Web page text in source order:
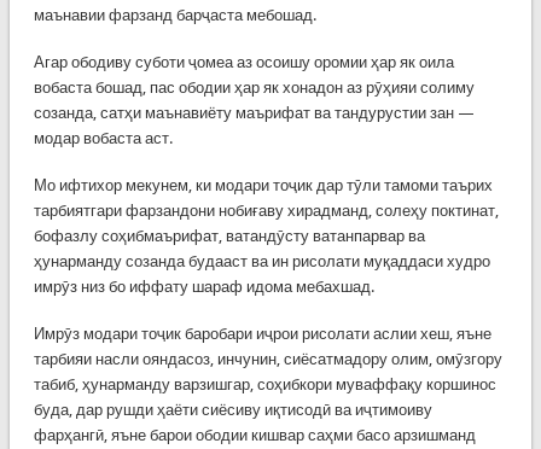
маънавии фарзанд барҷаста мебошад.
Агар ободиву суботи ҷомеа аз осоишу оромии ҳар як оила
вобаста бошад, пас ободии ҳар як хонадон аз рӯҳияи солиму
созанда, сатҳи маънавиёту маърифат ва тандурустии зан —
модар вобаста аст.
Мо ифтихор мекунем, ки модари тоҷик дар тӯли тамоми таърих
тарбиятгари фарзандони нобиғаву хирадманд, солеҳу поктинат,
бофазлу соҳибмаърифат, ватандӯсту ватанпарвар ва
ҳунарманду созанда будааст ва ин рисолати муқаддаси худро
имрӯз низ бо иффату шараф идома мебахшад.
Имрӯз модари тоҷик баробари иҷрои рисолати аслии хеш, яъне
тарбияи насли ояндасоз, инчунин, сиёсатмадору олим, омӯзгору
табиб, ҳунарманду варзишгар, соҳибкори муваффақу коршинос
буда, дар рушди ҳаёти сиёсиву иқтисодӣ ва иҷтимоиву
фарҳангӣ, яъне барои ободии кишвар саҳми басо арзишманд